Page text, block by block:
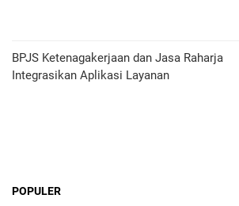
BPJS Ketenagakerjaan dan Jasa Raharja
Integrasikan Aplikasi Layanan
POPULER